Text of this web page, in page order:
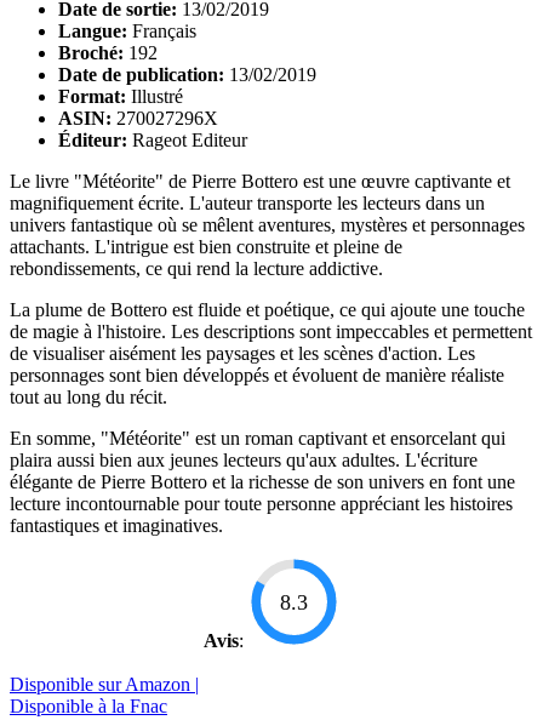
Date de sortie: 13/02/2019
Langue: Français
Broché: 192
Date de publication: 13/02/2019
Format: Illustré
ASIN: 270027296X
Éditeur: Rageot Editeur
Le livre "Météorite" de Pierre Bottero est une œuvre captivante et
magnifiquement écrite. L'auteur transporte les lecteurs dans un
univers fantastique où se mêlent aventures, mystères et personnages
attachants. L'intrigue est bien construite et pleine de
rebondissements, ce qui rend la lecture addictive.
La plume de Bottero est fluide et poétique, ce qui ajoute une touche
de magie à l'histoire. Les descriptions sont impeccables et permettent
de visualiser aisément les paysages et les scènes d'action. Les
personnages sont bien développés et évoluent de manière réaliste
tout au long du récit.
En somme, "Météorite" est un roman captivant et ensorcelant qui
plaira aussi bien aux jeunes lecteurs qu'aux adultes. L'écriture
élégante de Pierre Bottero et la richesse de son univers en font une
lecture incontournable pour toute personne appréciant les histoires
fantastiques et imaginatives.
Avis:
8.3
Disponible sur Amazon |
Disponible à la Fnac